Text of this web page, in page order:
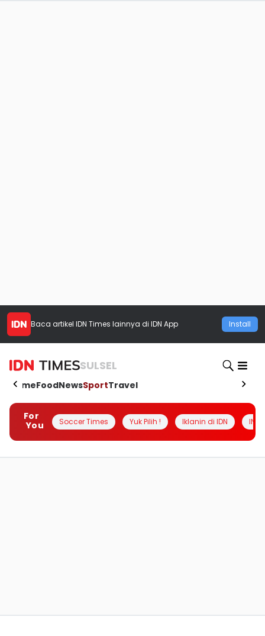
Baca artikel IDN Times lainnya di IDN App Install
SULSEL
HomeFoodNewsSportTravel
For
You
Soccer Times Yuk Pilih ! Iklanin di IDN